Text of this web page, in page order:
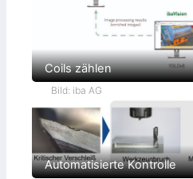
Coils zählen
Bild: iba AG
Automatisierte Kontrolle